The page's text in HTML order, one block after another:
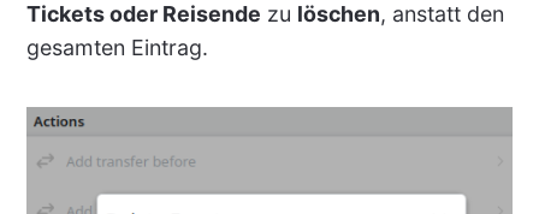
Tickets oder Reisende zu löschen, anstatt den
gesamten Eintrag.